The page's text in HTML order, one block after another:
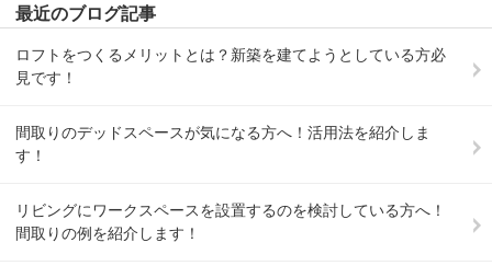
最近のブログ記事
ロフトをつくるメリットとは？新築を建てようとしている方必
見です！
間取りのデッドスペースが気になる方へ！活用法を紹介しま
す！
リビングにワークスペースを設置するのを検討している方へ！
間取りの例を紹介します！